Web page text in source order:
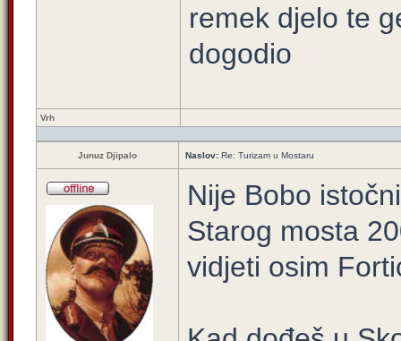
remek djelo te
dogodio
Vrh
Junuz Djipalo Naslov: Re: Turizam u Mostaru
Nije Bobo
Starog mosta
vidjeti osim